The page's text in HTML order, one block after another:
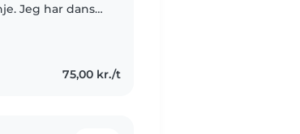
Jeg har danset
75,00 kr./t